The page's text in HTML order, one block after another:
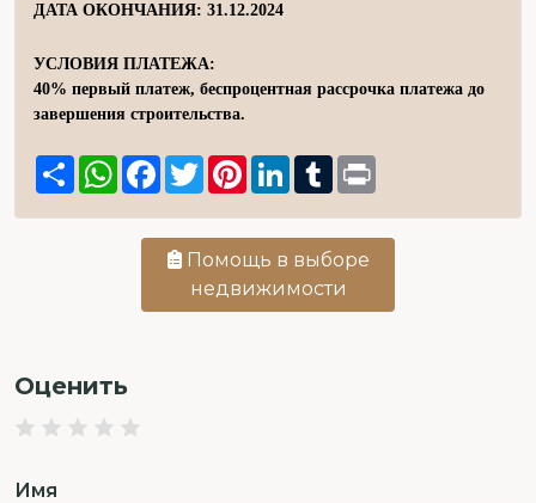
ДАТА ОКОНЧАНИЯ: 31.12.2024
УСЛОВИЯ ПЛАТЕЖА:
40% первый платеж, беспроцентная рассрочка платежа до
завершения строительства.
ShareWhatsApp
Facebook
TwitterPinterestLinkedIn
Tumblr
Помощь в выборе
недвижимости
Оценить
Имя